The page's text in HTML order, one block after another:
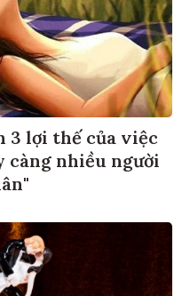
3 lợi thế của việc
càng nhiều người